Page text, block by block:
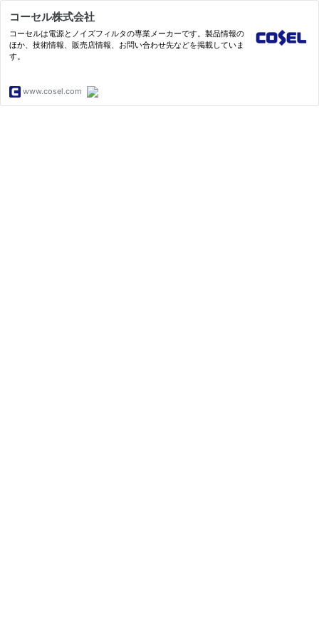
コーセル株式会社
コーセルは電源とノイズフィルタの専業メーカーです。製品情報の
ほか、技術情報、販売店情報、お問い合わせ先などを掲載していま
す。
www.cosel.com